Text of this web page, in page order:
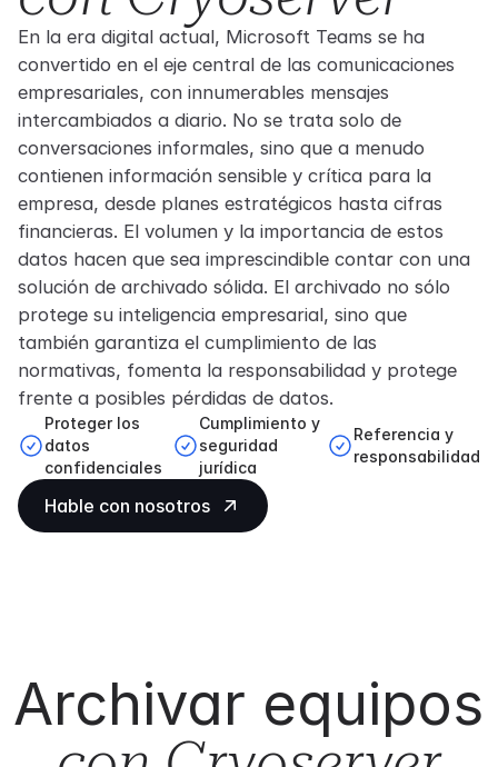
En la era digital actual, Microsoft Teams se ha
convertido en el eje central de las comunicaciones
empresariales, con innumerables mensajes
intercambiados a diario. No se trata solo de
conversaciones informales, sino que a menudo
contienen información sensible y crítica para la
empresa, desde planes estratégicos hasta cifras
financieras. El volumen y la importancia de estos
datos hacen que sea imprescindible contar con una
solución de archivado sólida. El archivado no sólo
protege su inteligencia empresarial, sino que
también garantiza el cumplimiento de las
normativas, fomenta la responsabilidad y protege
frente a posibles pérdidas de datos.
Proteger los
datos
confidenciales
Cumplimiento y
seguridad
jurídica
Referencia y
responsabilidad
Hable con nosotros
Archivar equipos